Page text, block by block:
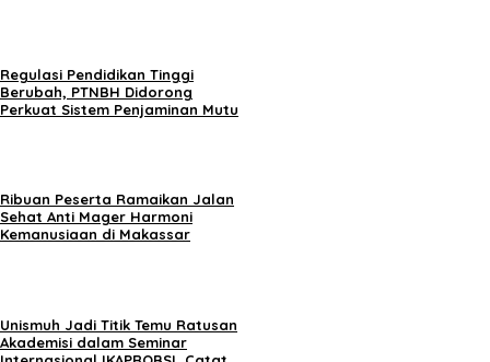
Regulasi Pendidikan Tinggi
Berubah, PTNBH Didorong
Perkuat Sistem Penjaminan Mutu
Ribuan Peserta Ramaikan Jalan
Sehat Anti Mager Harmoni
Kemanusiaan di Makassar
Unismuh Jadi Titik Temu Ratusan
Akademisi dalam Seminar